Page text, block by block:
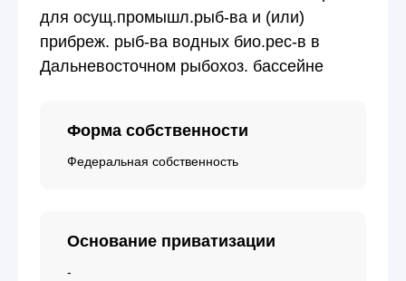
для осущ.промышл.рыб-ва и (или)
прибреж. рыб-ва водных био.рес-в в
Дальневосточном рыбохоз. бассейне
Форма собственности
Федеральная собственность
Основание приватизации
-